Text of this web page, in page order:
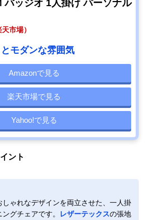
バッジオ 1人掛け パーソナル
市場）
モダンな雰囲気
Amazonで見る
楽天市場で見る
Yahoo!で見る
ント
ゃれなデザインを両立させた、一人掛
グチェアです。
レザーテックスの張地